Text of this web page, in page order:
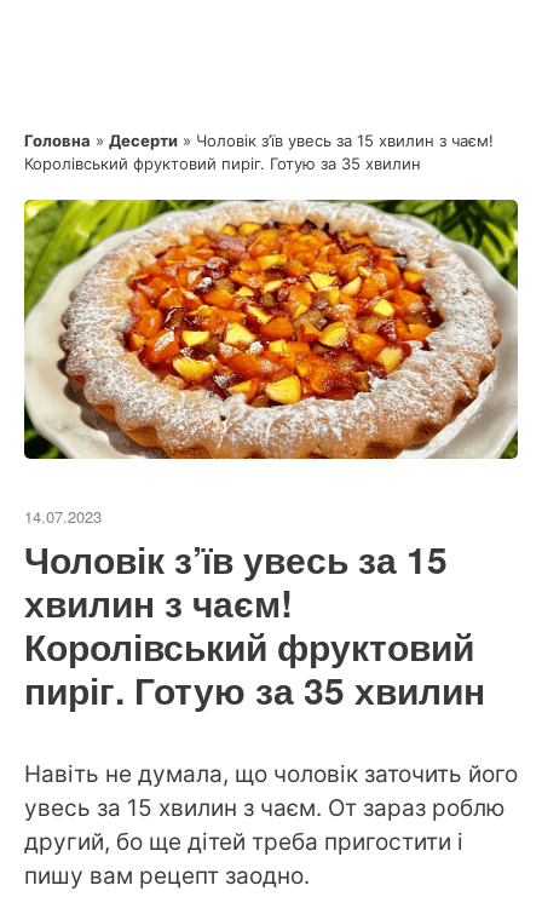
Головна » Десерти » Чоловік з’їв увесь за 15 хвилин з чаєм!
Королівський фруктовий пиріг. Готую за 35 хвилин
14.07.2023
Чоловік з’їв увесь за 15
хвилин з чаєм!
Королівський фруктовий
пиріг. Готую за 35 хвилин
Навіть не думала, що чоловік заточить його
увесь за 15 хвилин з чаєм. От зараз роблю
другий, бо ще дітей треба пригостити і
пишу вам рецепт заодно.